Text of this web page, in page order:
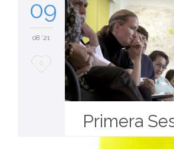
09
08 '21
Love
0
Primera